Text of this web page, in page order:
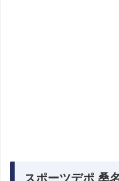
スポーツデポ 桑